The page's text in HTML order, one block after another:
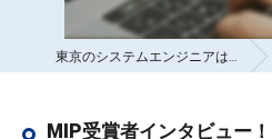
東京のシステムエンジニアは株式会社リアルインベント
MIP受賞者インタビュー！